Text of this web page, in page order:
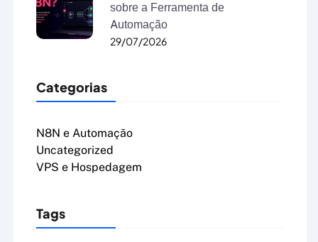
sobre a Ferramenta de
Automação
29/07/2026
Categorias
N8N e Automação
Uncategorized
VPS e Hospedagem
Tags